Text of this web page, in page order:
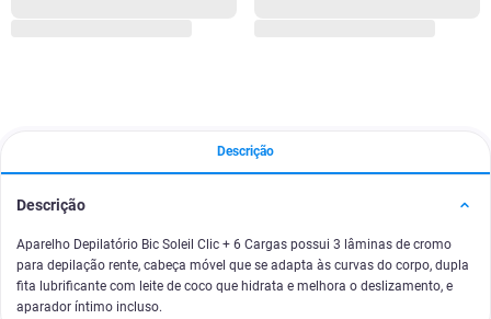
Descrição
Descrição
Aparelho Depilatório Bic Soleil Clic + 6 Cargas possui 3 lâminas de cromo
para depilação rente, cabeça móvel que se adapta às curvas do corpo, dupla
fita lubrificante com leite de coco que hidrata e melhora o deslizamento, e
aparador íntimo incluso.